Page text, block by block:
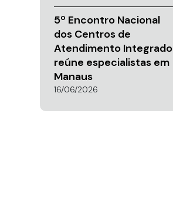
5º Encontro Nacional
dos Centros de
Atendimento Integrado
reúne especialistas em
Manaus
16/06/2026